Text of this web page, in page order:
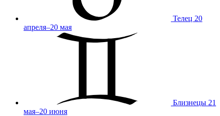
Телец 20
апреля–20 мая
Близнецы 21
мая–20 июня